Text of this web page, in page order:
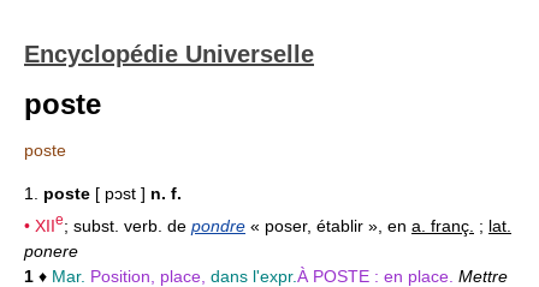
Encyclopédie Universelle
poste
poste
1. poste [ pɔst ] n. f.
• XIIe; subst. verb. de pondre « poser, établir », en a. franç. ; lat.
ponere
1 ♦ Mar. Position, place, dans l'expr.À POSTE : en place. Mettre